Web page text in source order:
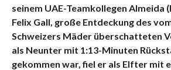
seinem UAE-Teamkollegen Almeida
Felix Gall, große Entdeckung des
Schweizers Mäder überschatteten
als Neunter mit 1:13-Minuten
gekommen war, fiel er als Elfter mit